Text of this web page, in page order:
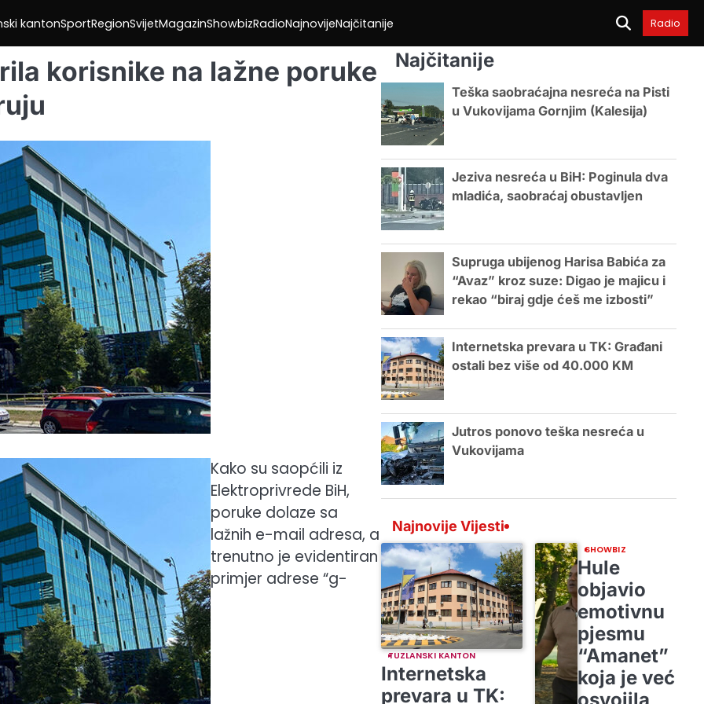
kantonSportRegionSvijetMagazinShowbizRadioNajnovijeNajčitanije Radio
korisnike na lažne poruke
Kako su saopćili iz
Elektroprivrede BiH,
poruke dolaze sa
lažnih e-mail adresa, a
trenutno je evidentiran
primjer adrese “g-
Najčitanije
Teška saobraćajna nesreća na Pisti
u Vukovijama Gornjim (Kalesija)
Jeziva nesreća u BiH: Poginula dva
mladića, saobraćaj obustavljen
Supruga ubijenog Harisa Babića za
“Avaz” kroz suze: Digao je majicu i
rekao “biraj gdje ćeš me izbosti”
Internetska prevara u TK: Građani
ostali bez više od 40.000 KM
Jutros ponovo teška nesreća u
Vukovijama
Najnovije Vijesti
TUZLANSKI KANTON
Internetska
prevara u TK:
SHOWBIZ
Hule
objavio
emotivnu
pjesmu
“Amanet”
koja je već
osvojila